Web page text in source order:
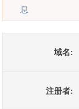
息
域名:
注册者: